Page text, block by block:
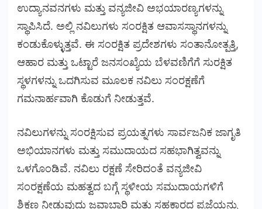
ಉದ್ಯಾನವನಗಳು ಮತ್ತು ವನ್ಯಜೀವಿ ಅಭಯಾರಣ್ಯಗಳನ್ನು
ಸ್ಥಾಪಿಸಿದೆ. ಅಲ್ಲಿ ನವಿಲುಗಳು ಸಂರಕ್ಷಿತ ಆವಾಸಸ್ಥಾನಗಳನ್ನು
ಕಂಡುಕೊಳ್ಳುತ್ತವೆ. ಈ ಸಂರಕ್ಷಿತ ಪ್ರದೇಶಗಳು ಸಂತಾನೋತ್ಪತ್ತಿ,
ಆಹಾರ ಮತ್ತು ಒಟ್ಟಾರೆ ಜನಸಂಖ್ಯೆಯ ಬೆಳವಣಿಗೆಗೆ ಸುರಕ್ಷಿತ
ಸ್ಥಳಗಳನ್ನು ಒದಗಿಸುವ ಮೂಲಕ ನವಿಲು ಸಂರಕ್ಷಣೆಗೆ
ಗಮನಾರ್ಹವಾಗಿ ಕೊಡುಗೆ ನೀಡುತ್ತವೆ.
ನವಿಲುಗಳನ್ನು ಸಂರಕ್ಷಿಸುವ ಪ್ರಯತ್ನಗಳು ಸಾರ್ವಜನಿಕ ಜಾಗೃತಿ
ಅಭಿಯಾನಗಳು ಮತ್ತು ಸಮುದಾಯದ ಸಹಭಾಗಿತ್ವವನ್ನು
ಒಳಗೊಂಡಿವೆ. ನವಿಲು ರಕ್ಷಣೆ ಸೇರಿದಂತೆ ವನ್ಯಜೀವಿ
ಸಂರಕ್ಷಣೆಯ ಮಹತ್ವದ ಬಗ್ಗೆ ಸ್ಥಳೀಯ ಸಮುದಾಯಗಳಿಗೆ
ಶಿಕ್ಷಣ ನೀಡುವುದು ಜವಾಬ್ದಾರಿ ಮತ್ತು ಸಹಕಾರದ ಪ್ರಜ್ಞೆಯನ್ನು